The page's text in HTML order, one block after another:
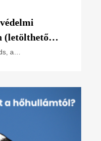
(letölthető
a